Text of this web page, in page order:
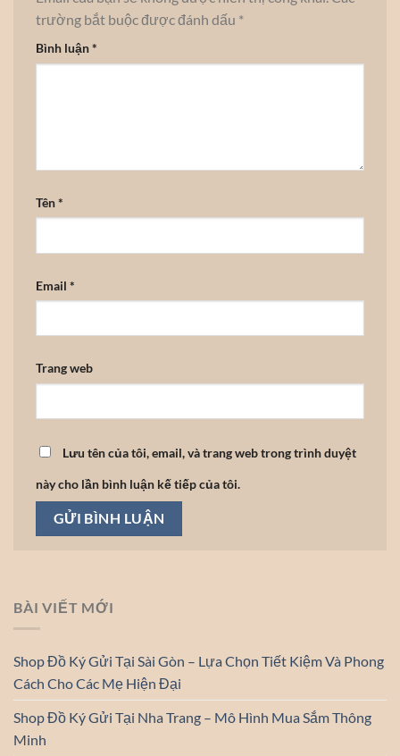
BÀI VIẾT MỚI
Shop Đồ Ký Gửi Tại Sài Gòn – Lựa Chọn Tiết Kiệm Và Phong
Cách Cho Các Mẹ Hiện Đại
Shop Đồ Ký Gửi Tại Nha Trang – Mô Hình Mua Sắm Thông
Minh
trường bắt buộc được đánh dấu *
Bình luận*
Tên*
Email *
Trang web
Lưu tên của tôi, email, và trang web trong trình duyệt
này cho lần bình luận kế tiếp của tôi.